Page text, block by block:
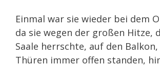
Einmal war sie wieder bei dem
da sie wegen der großen Hitze,
Saale herrschte, auf den Balkon,
Thüren immer offen standen,